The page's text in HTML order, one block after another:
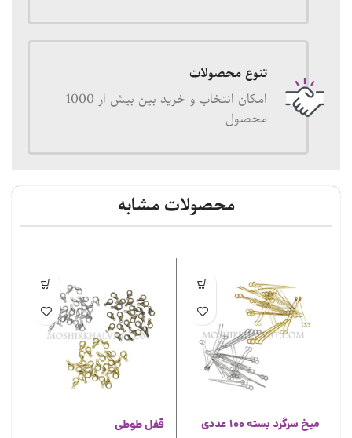
تنوع محصولات
امکان انتخاب و خرید بین بیش از 1000
محصول
محصولات مشابه
میخ سرگرد بسته 100 عددی قفل طوطی